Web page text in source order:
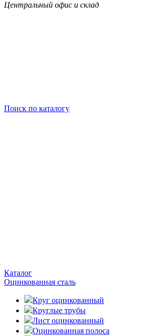
Центральный офис и склад
Поиск по каталогу
Каталог
Оцинкованная сталь
Круг оцинкованный
Круглые трубы
Лист оцинкованный
Оцинкованная полоса